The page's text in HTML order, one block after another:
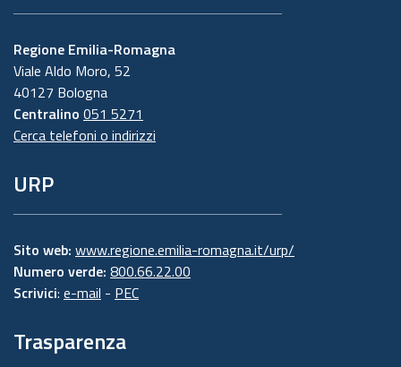
Regione Emilia-Romagna
Viale Aldo Moro, 52
40127 Bologna
Centralino 051 5271
Cerca telefoni o indirizzi
URP
Sito web: www.regione.emilia-romagna.it/urp/
Numero verde: 800.66.22.00
Scrivici: e-mail - PEC
Trasparenza